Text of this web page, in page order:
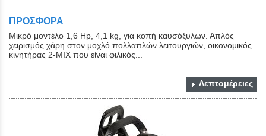
ΠΡΟΣΦΟΡΑ
Μικρό μοντέλο 1,6 Hp, 4,1 kg, για κοπή καυσόξυλων. Απλός
χειρισμός χάρη στον μοχλό πολλαπλών λειτουργιών, οικονομικός
κινητήρας 2-MIX που είναι φιλικός...
Λεπτομέρειες